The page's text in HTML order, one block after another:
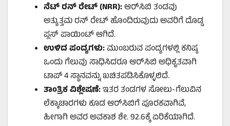
ನೆಟ್ ರನ್ ರೇಟ್ (NRR):ಆರ್‌ಸಿಬಿ ತಂಡವು
ಅತ್ಯುತ್ತಮ ರನ್ ರೇಟ್ ಹೊಂದಿರುವುದು ಅವರಿಗೆ ದೊಡ್ಡ
ಪ್ಲಸ್ ಪಾಯಿಂಟ್ ಆಗಿದೆ.
ಉಳಿದ ಪಂದ್ಯಗಳು:ಮುಂಬರುವ ಪಂದ್ಯಗಳಲ್ಲಿ ಕನಿಷ್ಠ
ಒಂದು ಗೆಲುವು ಸಾಧಿಸಿದರೂ ಆರ್‌ಸಿಬಿ ಅಧಿಕೃತವಾಗಿ
ಟಾಪ್ 4 ಸ್ಥಾನವನ್ನು ಖಚಿತಪಡಿಸಿಕೊಳ್ಳಲಿದೆ.
ತಾಂತ್ರಿಕ ವಿಶ್ಲೇಷಣೆ:ಇತರ ತಂಡಗಳ ಸೋಲು-ಗೆಲುವಿನ
ಲೆಕ್ಕಾಚಾರಗಳು ಕೂಡ ಆರ್‌ಸಿಬಿಗೆ ಪೂರಕವಾಗಿವೆ,
ಹೀಗಾಗಿ ಅವರ ಅವಕಾಶ ಶೇ. 92.6ಕ್ಕೆ ಏರಿಕೆಯಾಗಿದೆ.